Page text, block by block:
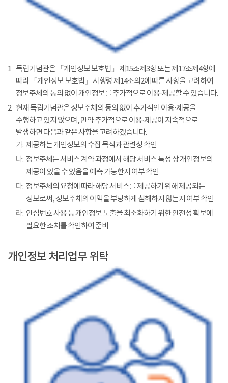
1 독립기념관은 「개인정보 보호법」 제15조제3항 또는 제17조제4항에
따라 「개인정보 보호법」 시행령 제14조의2에 따른 사항을 고려하여
정보주체의 동의 없이 개인정보를 추가적으로 이용·제공할 수 있습니다.
2 현재 독립기념관은 정보주체의 동의 없이 추가적인 이용·제공을
수행하고 있지 않으며, 만약 추가적으로 이용·제공이 지속적으로
발생하면 다음과 같은 사항을 고려하겠습니다.
가. 제공하는 개인정보의 수집 목적과 관련성 확인
나. 정보주체는 서비스 계약 과정에서 해당 서비스 특성 상 개인정보의
제공이 있을 수 있음을 예측 가능한지 여부 확인
다. 정보주체의 요청에 따라 해당 서비스를 제공하기 위해 제공되는
정보로써, 정보주체의 이익을 부당하게 침해하지 않는지 여부 확인
라. 안심번호 사용 등 개인정보 노출을 최소화하기 위한 안전성 확보에
필요한 조치를 확인하여 준비
개인정보 처리업무 위탁